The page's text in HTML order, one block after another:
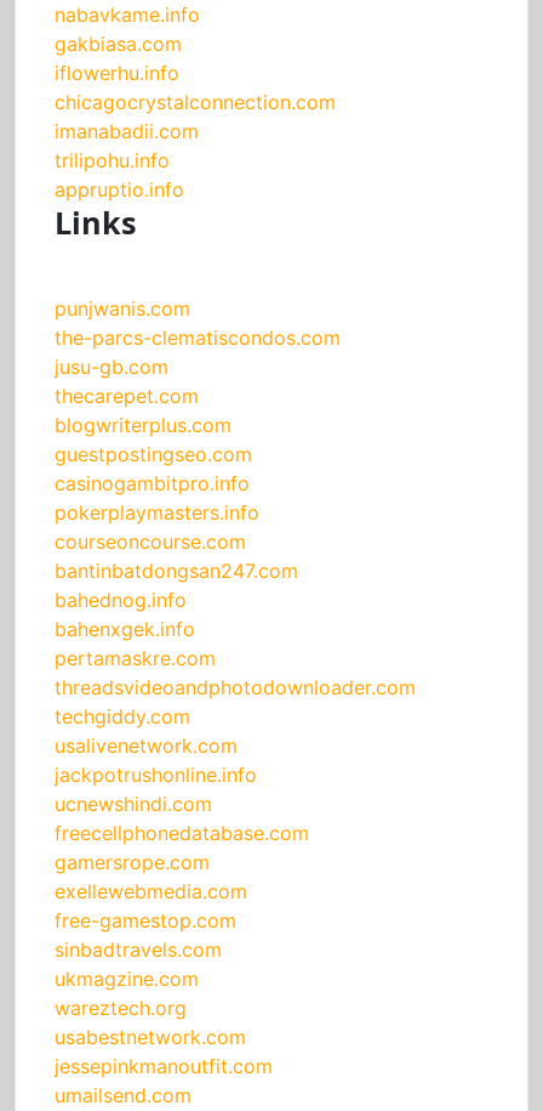
nabavkame.info
gakbiasa.com
iflowerhu.info
chicagocrystalconnection.com
imanabadii.com
trilipohu.info
appruptio.info
Links
punjwanis.com
the-parcs-clematiscondos.com
jusu-gb.com
thecarepet.com
blogwriterplus.com
guestpostingseo.com
casinogambitpro.info
pokerplaymasters.info
courseoncourse.com
bantinbatdongsan247.com
bahednog.info
bahenxgek.info
pertamaskre.com
threadsvideoandphotodownloader.com
techgiddy.com
usalivenetwork.com
jackpotrushonline.info
ucnewshindi.com
freecellphonedatabase.com
gamersrope.com
exellewebmedia.com
free-gamestop.com
sinbadtravels.com
ukmagzine.com
wareztech.org
usabestnetwork.com
jessepinkmanoutfit.com
umailsend.com